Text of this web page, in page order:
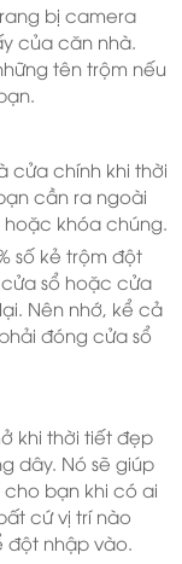
bị camera
của căn nhà.
tên trộm nếu
cửa chính khi thời
cần ra ngoài
khóa chúng.
số kẻ trộm đột
sổ hoặc cửa
Nên nhớ, kể cả
đóng cửa sổ
khi thời tiết đẹp
dây. Nó sẽ giúp
bạn khi có ai
cứ vị trí nào
nhập vào.